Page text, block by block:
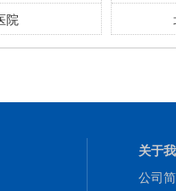
医院
关于
公司